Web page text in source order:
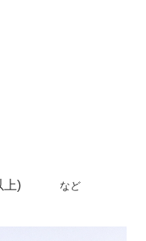
以上)
など